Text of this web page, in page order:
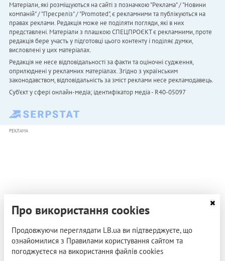
Матеріали, які розміщуються на сайті з позначкою "Реклама" / "Новини
компаній" / "Пресреліз" / "Promoted", є рекламними та публікуються на
правах реклами. Редакція може не поділяти погляди, які в них
представлені. Матеріали з плашкою СПЕЦПРОЄКТ є рекламними, проте
редакція бере участь у підготовці цього контенту і поділяє думки,
висловлені у цих матеріалах.
Редакція не несе відповідальності за факти та оціночні судження,
оприлюднені у рекламних матеріалах. Згідно з українським
законодавством, відповідальність за зміст реклами несе рекламодавець.
Cуб'єкт у сфері онлайн-медіа; ідентифікатор медіа - R40-05097
РЕКЛАМА
Про використання cookies
Продовжуючи переглядати LB.ua ви підтверджуєте, що
ознайомилися з Правилами користування сайтом та
погоджуєтеся на використання файлів cookies